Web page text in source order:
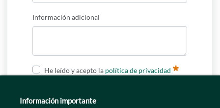
Información adicional
He leído y acepto la política de privacidad
Información importante